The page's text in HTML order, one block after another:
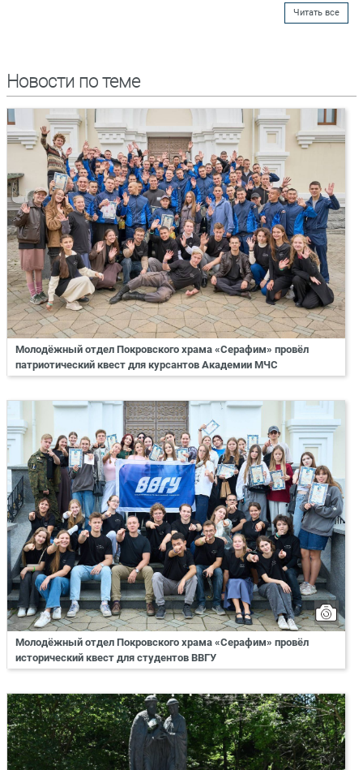
Читать все
Новости по теме
Молодёжный отдел Покровского храма «Серафим» провёл
патриотический квест для курсантов Академии МЧС
Молодёжный отдел Покровского храма «Серафим» провёл
исторический квест для студентов ВВГУ